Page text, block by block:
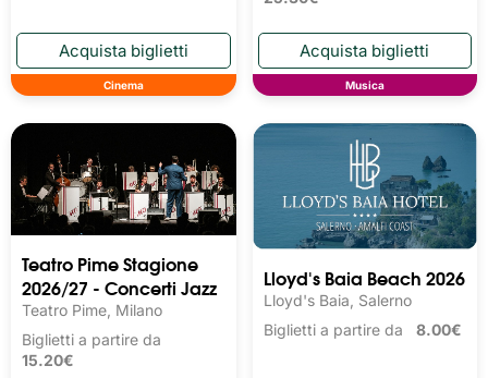
Cinema Musica
Teatro Pime Stagione
2026/27 - Concerti Jazz
Teatro Pime, Milano
Biglietti a partire da
15.20€
Lloyd's Baia Beach 2026
Lloyd's Baia, Salerno
Biglietti a partire da 8.00€